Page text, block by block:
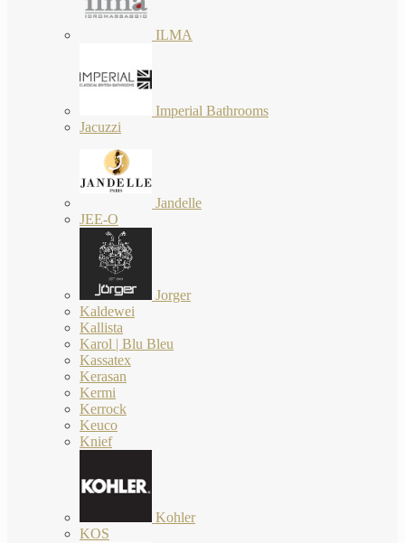
ILMA
Imperial Bathrooms
Jacuzzi
Jandelle
JEE-O
Jorger
Kaldewei
Kallista
Karol | Blu Bleu
Kassatex
Kerasan
Kermi
Kerrock
Keuco
Knief
Kohler
KOS